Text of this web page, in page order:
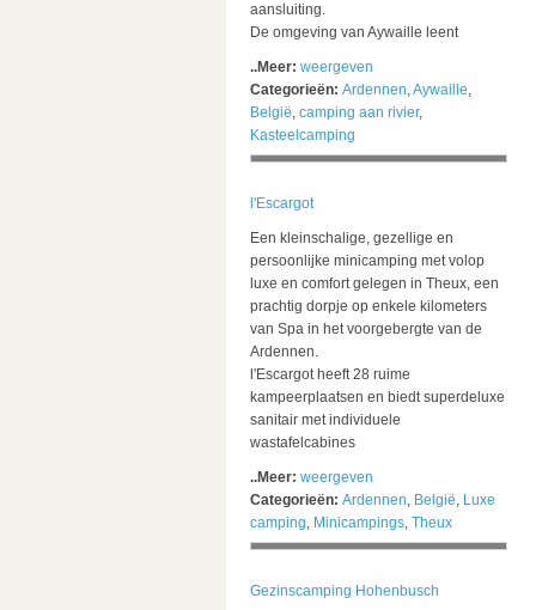
aansluiting.
De omgeving van Aywaille leent
..Meer: weergeven
Categorieën: Ardennen,Aywaille,
België, camping aan rivier,
Kasteelcamping
l'Escargot
Een kleinschalige, gezellige en
persoonlijke minicamping met volop
luxe en comfort gelegen in Theux, een
prachtig dorpje op enkele kilometers
van Spa in het voorgebergte van de
Ardennen.
l'Escargot heeft 28 ruime
kampeerplaatsen en biedt superdeluxe
sanitair met individuele
wastafelcabines
..Meer: weergeven
Categorieën: Ardennen, België, Luxe
camping, Minicampings, Theux
Gezinscamping Hohenbusch